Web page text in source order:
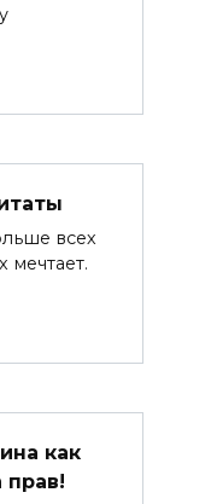
всех
мечтает.
как
прав!